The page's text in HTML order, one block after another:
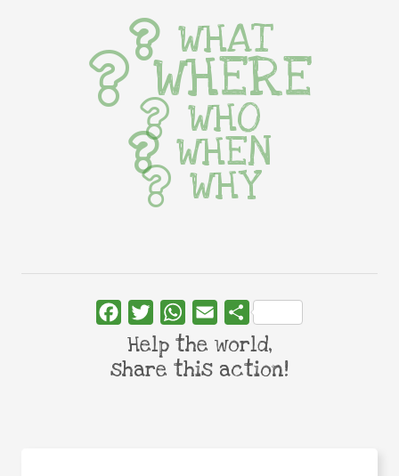
WHAT
WHERE
WHO
WHEN
WHY
FacebookTwitterWhatsApp
Email Share
Help the world,
share this action!